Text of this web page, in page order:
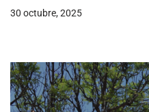
30 octubre, 2025